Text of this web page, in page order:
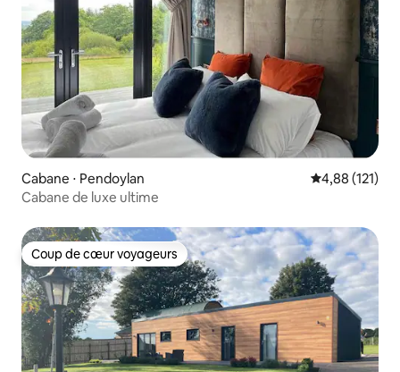
Cabane ⋅ Pendoylan Évaluation
4,88 (121)
Cabane de luxe ultime
Coup de cœur voyageurs
Coup de cœur voyageurs